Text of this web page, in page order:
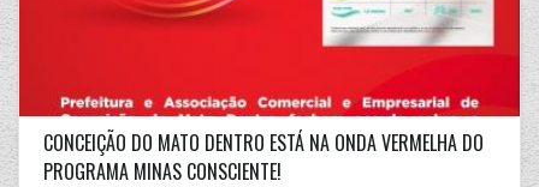
CONCEIÇÃO DO MATO DENTRO ESTÁ NA ONDA VERMELHA DO
PROGRAMA MINAS CONSCIENTE!